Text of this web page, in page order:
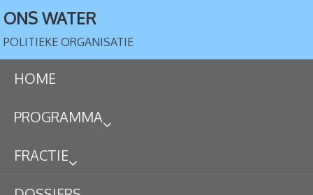
ONS WATER
POLITIEKE ORGANISATIE
HOME
PROGRAMMA
FRACTIE